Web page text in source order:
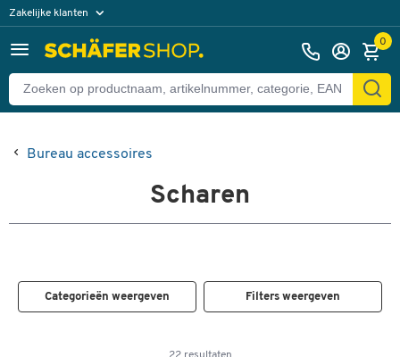
Zakelijke klanten
Particuliere klanten 0
Bureau accessoires
Scharen
Categorieën weergeven Filters weergeven